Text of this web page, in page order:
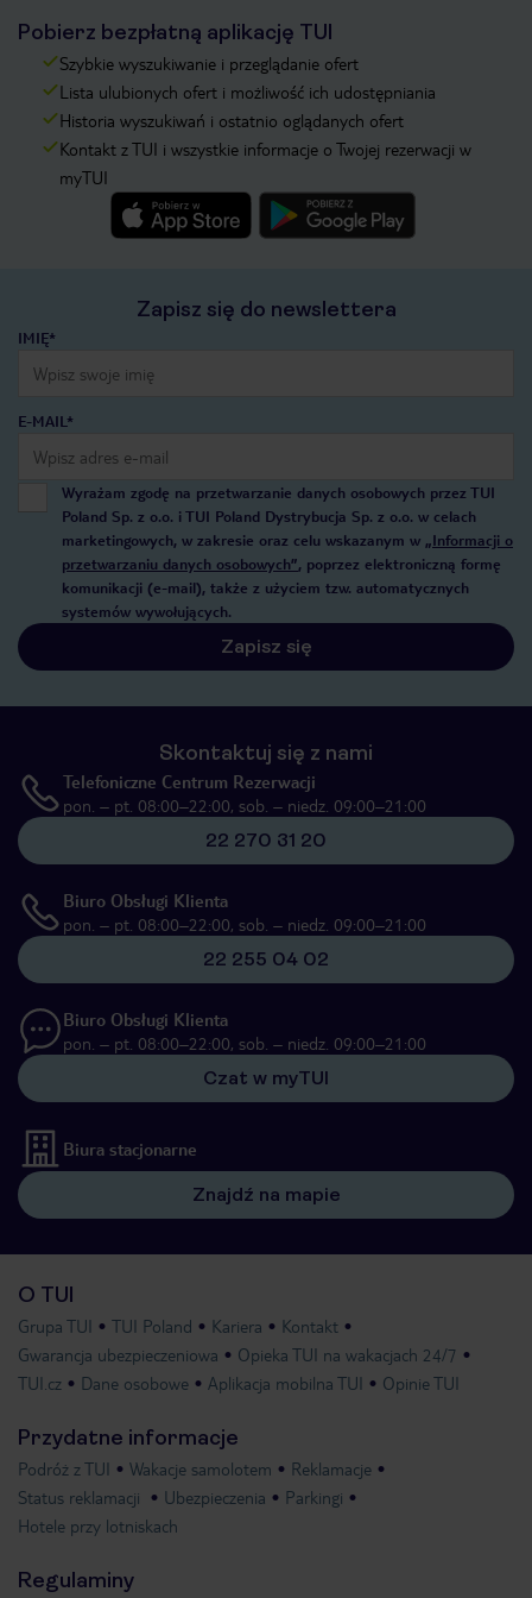
Pobierz bezpłatną aplikację TUI
Szybkie wyszukiwanie i przeglądanie ofert
Lista ulubionych ofert i możliwość ich udostępniania
Historia wyszukiwań i ostatnio oglądanych ofert
Kontakt z TUI i wszystkie informacje o Twojej rezerwacji w
myTUI
Zapisz się do newslettera
IMIĘ*
E-MAIL*
Wyrażam zgodę na przetwarzanie danych osobowych przez TUI
Poland Sp. z o.o. i TUI Poland Dystrybucja Sp. z o.o. w celach
marketingowych, w zakresie oraz celu wskazanym w „Informacji o
przetwarzaniu danych osobowych”, poprzez elektroniczną formę
komunikacji (e-mail), także z użyciem tzw. automatycznych
systemów wywołujących.
Zapisz się
Skontaktuj się z nami
Telefoniczne Centrum Rezerwacji
pon. – pt. 08:00–22:00, sob. – niedz. 09:00–21:00
22 270 31 20
Biuro Obsługi Klienta
pon. – pt. 08:00–22:00, sob. – niedz. 09:00–21:00
22 255 04 02
Biuro Obsługi Klienta
pon. – pt. 08:00–22:00, sob. – niedz. 09:00–21:00
Czat w myTUI
Biura stacjonarne
Znajdź na mapie
O TUI
Grupa TUI TUI Poland Kariera
Kontakt
Gwarancja ubezpieczeniowa
Opieka TUI na wakacjach 24/7
TUI.cz
Dane osobowe Aplikacja mobilna TUI Opinie TUI
Przydatne informacje
Podróż z TUI Wakacje samolotem
Reklamacje
Status reklamacji
Ubezpieczenia
Parkingi
Hotele przy lotniskach
Regulaminy